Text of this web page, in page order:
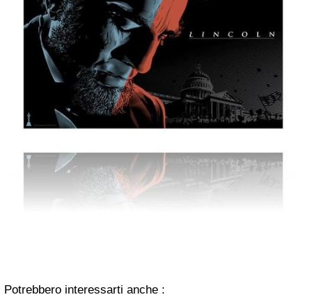
Potrebbero interessarti anche :